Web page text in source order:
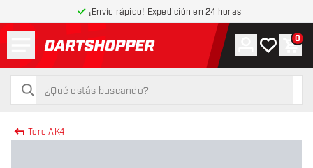
¡Envío rápido! Expedición en 24 horas
volver a la página de inicio
buscar
buscar
Cuenta
Mi lista de
0
Tero AK4